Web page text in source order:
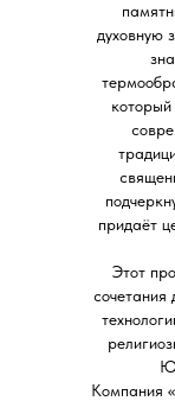
духовную
придаёт
Этот
сочетания
Компания